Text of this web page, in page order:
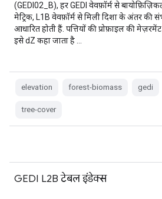
(GEDI02_B), हर GEDI वेवफ़ॉर्म से
मेट्रिक, L1B वेवफ़ॉर्म से मिली दिशा के अंतर की
आधारित होती हैं. पत्तियों की प्रोफ़ाइल की
इसे dZ कहा जाता है …
elevation forest-biomass gedi
tree-cover
GEDI L2B टेबल इंडेक्स